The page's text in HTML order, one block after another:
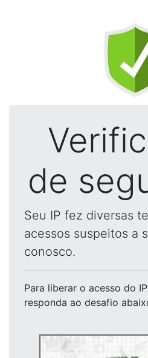
de
Seu IP fez diversas
acessos suspeitos a
conosco.
Para liberar o acesso do IP
responda ao desafio